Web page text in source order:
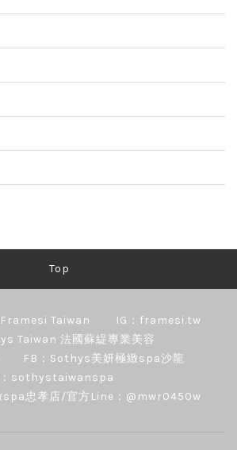
Top
Taiwan
IG：framesi.tw
Taiwan 法國蘇緹專業美容
FB：Sothys美妍極緻spa沙龍
：sothystaiwanspa
忠孝店/官方Line：@mwr0450w